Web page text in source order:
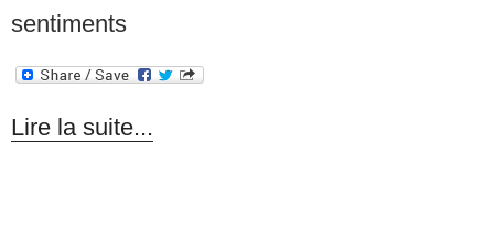
sentiments
Lire la suite...